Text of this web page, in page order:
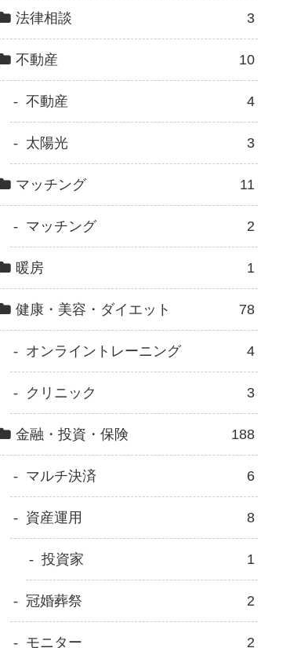
法律相談 3
不動産 10
不動産 4
太陽光 3
マッチング 11
マッチング 2
暖房 1
健康・美容・ダイエット 78
オンライントレーニング 4
クリニック 3
金融・投資・保険 188
マルチ決済 6
資産運用 8
投資家 1
冠婚葬祭 2
モニター 2